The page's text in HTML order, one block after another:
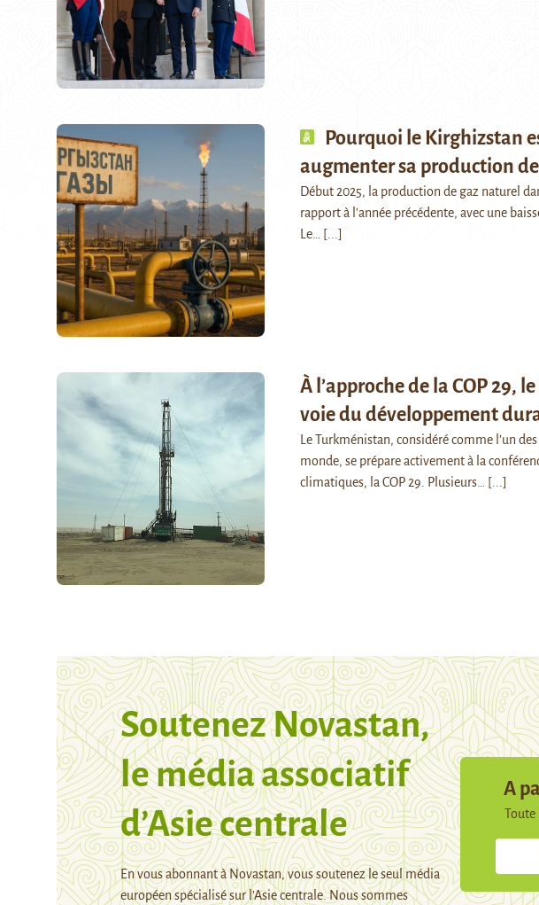
Pourquoi le Kirghizstan
augmenter sa production de
Début 2025, la production de gaz naturel
rapport à l'année précédente, avec une
Le…
[...]
À l’approche de la COP 29,
voie du développement
Le Turkménistan, considéré comme l’un
monde, se prépare activement à la
climatiques, la COP 29. Plusieurs…
[...]
Soutenez Novastan,
le média associatif
d’Asie centrale
En vous abonnant à Novastan, vous soutenez le seul média
européen spécialisé sur l’Asie centrale. Nous sommes
A
Toute